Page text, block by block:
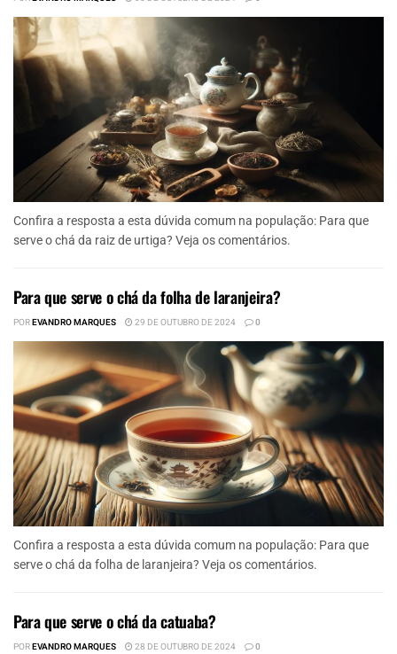
Confira a resposta a esta dúvida comum na população: Para que
serve o chá da raiz de urtiga? Veja os comentários.
Para que serve o chá da folha de laranjeira?
POREVANDRO MARQUES 29 DE OUTUBRO DE 2024 0
Confira a resposta a esta dúvida comum na população: Para que
serve o chá da folha de laranjeira? Veja os comentários.
Para que serve o chá da catuaba?
POREVANDRO MARQUES 28 DE OUTUBRO DE 2024 0